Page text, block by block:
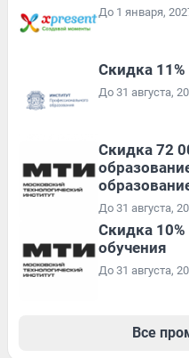
До 1 января,
Скидка
До 31 августа,
Скидка 72
До 31 августа,
Скидка
обучения
До 31 августа,
Все